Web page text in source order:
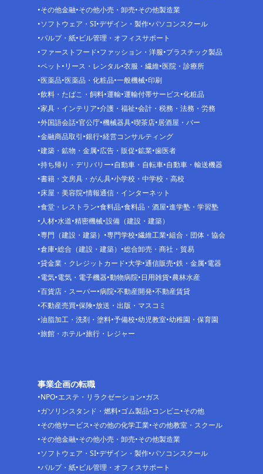
その他金融 その他小売・卸売 その他製造業
ソフトウェア・SI デザイン・製作 パソコンスクール
パルプ・紙 ビル管理・オフィスサポート
ファーストフード ファッション・洋服 プラスチック製品
ペット リース・レンタル 衣服・繊維 医院・診療所
医薬品 医薬品・化粧品 一般機械 印刷
飲料・たばこ・飼料 運輸 運輸付帯サービス 化粧品
家具・インテリア 介護・福祉 会計・税務・法務・労務
外国語会話 官公庁 機械器具 喫茶店 居酒屋・バー
金融商品取引 銀行 経営コンサルティング
建築・鉱物・金属 広告・販促 鉱業 歯医者
持ち帰り・デリバリー 自動車・自転車 自動車・輸送機器
書籍・文房具・がん具 小学校・中学校・高校
床屋・美容院 情報通信・インターネット
食堂・レストラン 食料品 食料品・酒屋 進学塾・学習塾
人材 水道 精密機械 設備（建設・建築）
専門（建設・建築）
専門学校 繊維工業 組合・団体・協会
倉庫 総合（建設・建築）
総合卸売・商社・貿易
貸金業・クレジットカード 大学 通信販売 鉄・金属 電器
電気 電気・電子機器 動物病院 日用雑貨 農林水産
百貨店・スーパー 病院 不動産開発 不動産賃貸
不動産売買 保険 放送・出版・マスコミ
油脂加工・洗剤・塗料 予備校 幼児教室 幼稚園・保育園
旅館・ホテル 旅行・レジャー
事業企画の転職
NPO エステ・リラクゼーション ガス
ガソリンスタンド・燃料 ゴム製品 コンビニ その他
その他サービス その他の化学工業 その他教室・スクール
その他金融 その他小売・卸売 その他製造業
ソフトウェア・SI デザイン・製作 パソコンスクール
パルプ・紙 ビル管理・オフィスサポート